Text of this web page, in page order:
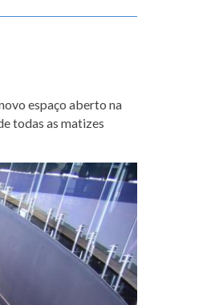
espaço aberto na
todas as matizes